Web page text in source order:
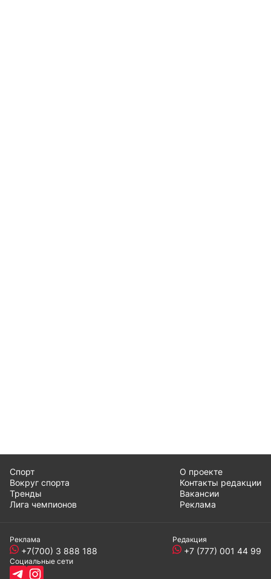
Спорт
Вокруг спорта
Тренды
Лига чемпионов
О проекте
Контакты редакции
Вакансии
Реклама
Реклама
+7(700) 3 888 188
Редакция
+7 (777) 001 44 99
Социальные сети